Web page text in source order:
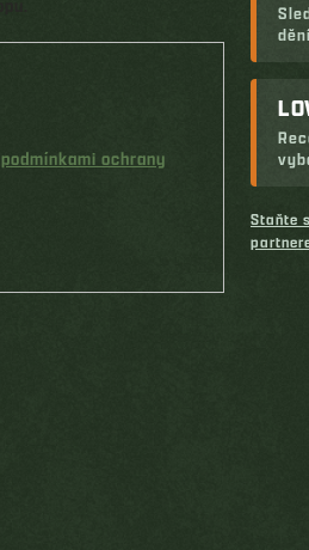
podmínkami ochrany
Staňte